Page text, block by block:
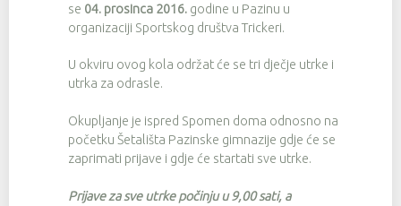
se 04. prosinca 2016. godine u Pazinu u
organizaciji Sportskog društva Trickeri.
U okviru ovog kola održat će se tri dječje utrke i
utrka za odrasle.
Okupljanje je ispred Spomen doma odnosno na
početku Šetališta Pazinske gimnazije gdje će se
zaprimati prijave i gdje će startati sve utrke.
Prijave za sve utrke počinju u 9,00 sati, a